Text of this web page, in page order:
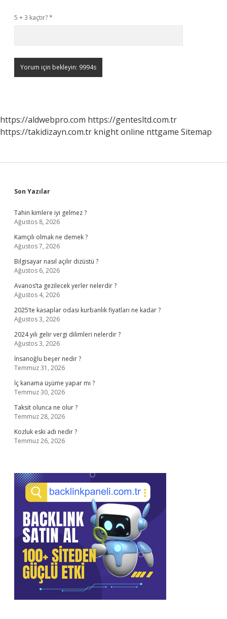
5 + 3 kaçtır?*
https://aldwebpro.com https://gentesltd.com.tr
https://takidizayn.com.tr knight online nttgame Sitemap
Sidebar
Son Yazılar
Tahin kimlere iyi gelmez ?
Ağustos 8, 2026
Kamçılı olmak ne demek ?
Ağustos 7, 2026
Bilgisayar nasıl açılır dizüstü ?
Ağustos 6, 2026
Avanos’ta gezilecek yerler nelerdir ?
Ağustos 4, 2026
2025’te kasaplar odası kurbanlık fiyatları ne kadar ?
Ağustos 3, 2026
2024 yılı gelir vergi dilimleri nelerdir ?
Ağustos 3, 2026
İnsanoğlu beşer nedir ?
Temmuz 31, 2026
İç kanama üşüme yapar mı ?
Temmuz 30, 2026
Taksit olunca ne olur ?
Temmuz 28, 2026
Kozluk eski adı nedir ?
Temmuz 26, 2026